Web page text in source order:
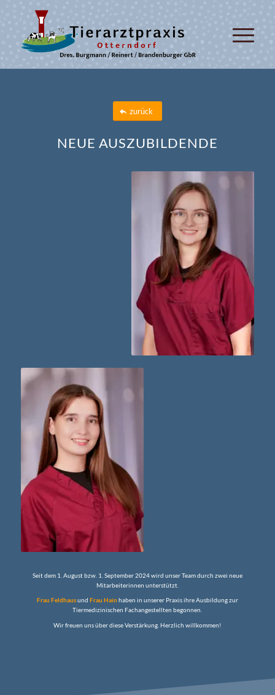
zurück
NEUE AUSZUBILDENDE
Seit dem 1. August bzw. 1. September 2024 wird unser Team durch zwei neue
Mitarbeiterinnen unterstützt.
Frau Feldhausund Frau Hainhaben in unserer Praxis ihre Ausbildung zur
Tiermedizinischen Fachangestellten begonnen.
Wir freuen uns über diese Verstärkung. Herzlich willkommen!